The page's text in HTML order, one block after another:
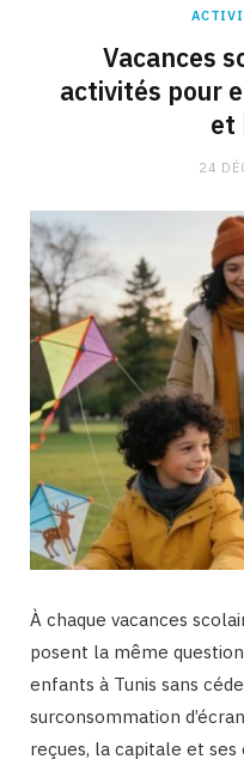
Vacances
activités pour
et
24
À chaque vacances
posent la même
enfants à Tunis sans
surconsommation
reçues, la capitale et